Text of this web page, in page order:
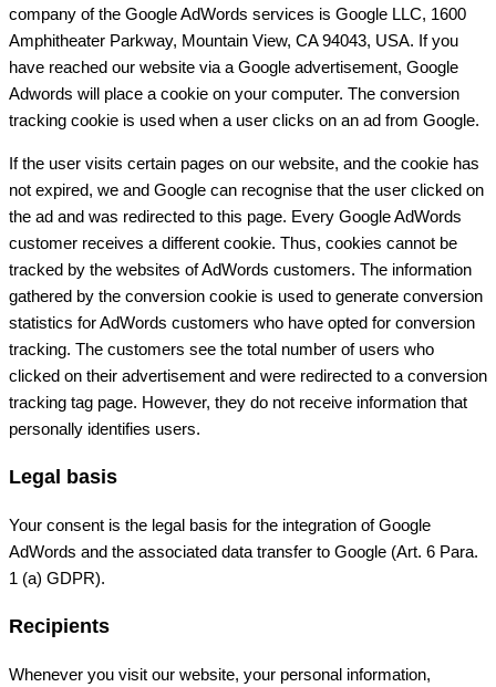
company of the Google AdWords services is Google LLC, 1600
Amphitheater Parkway, Mountain View, CA 94043, USA. If you
have reached our website via a Google advertisement, Google
Adwords will place a cookie on your computer. The conversion
tracking cookie is used when a user clicks on an ad from Google.
If the user visits certain pages on our website, and the cookie has
not expired, we and Google can recognise that the user clicked on
the ad and was redirected to this page. Every Google AdWords
customer receives a different cookie. Thus, cookies cannot be
tracked by the websites of AdWords customers. The information
gathered by the conversion cookie is used to generate conversion
statistics for AdWords customers who have opted for conversion
tracking. The customers see the total number of users who
clicked on their advertisement and were redirected to a conversion
tracking tag page. However, they do not receive information that
personally identifies users.
Legal basis
Your consent is the legal basis for the integration of Google
AdWords and the associated data transfer to Google (Art. 6 Para.
1 (a) GDPR).
Recipients
Whenever you visit our website, your personal information,